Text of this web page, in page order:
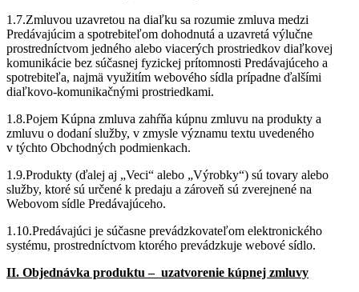
1.7.Zmluvou uzavretou na diaľku sa rozumie zmluva medzi
Predávajúcim a spotrebiteľom dohodnutá a uzavretá výlučne
prostredníctvom jedného alebo viacerých prostriedkov diaľkovej
komunikácie bez súčasnej fyzickej prítomnosti Predávajúceho a
spotrebiteľa, najmä využitím webového sídla prípadne ďalšími
diaľkovo-komunikačnými prostriedkami.
1.8.Pojem Kúpna zmluva zahŕňa kúpnu zmluvu na produkty a
zmluvu o dodaní služby, v zmysle významu textu uvedeného
v týchto Obchodných podmienkach.
1.9.Produkty (ďalej aj „Veci“ alebo „Výrobky“) sú tovary alebo
služby, ktoré sú určené k predaju a zároveň sú zverejnené na
Webovom sídle Predávajúceho.
1.10.Predávajúci je súčasne prevádzkovateľom elektronického
systému, prostredníctvom ktorého prevádzkuje webové sídlo.
II. Objednávka produktu – uzatvorenie kúpnej zmluvy